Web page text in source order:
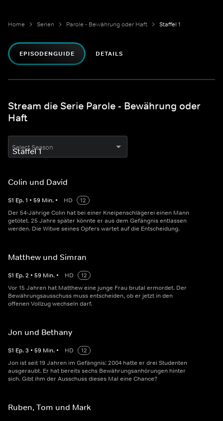
Home Serien Parole - Bewährung oder Haft Staffel 1
EPISODENGUIDE DETAILS
Stream die Serie Parole - Bewährung oder
Haft
Select Season
Colin und David
S1 Ep.1 • 59 Min. • HD
12
Der 54-Jährige Colin hat bei einer Kneipenschlägerei einen Mann
getötet. 25 Jahre später könnte er aus dem Gefängnis entlassen
werden. Die Witwe seines Opfers wartet auf die Entscheidung.
Matthew und Simran
S1 Ep.2 • 59 Min. • HD
12
Vor 15 Jahren hat Matthew eine junge Frau brutal ermordet. Der
Bewährungsausschuss muss entscheiden, ob er jetzt in den
offenen Vollzug wechseln darf.
Jon und Bethany
S1 Ep.3 • 59 Min. • HD
12
Jon ist seit 19 Jahren im Gefängnis: 2004 hatte er drei Studenten
ausgeraubt. Er hat bereits sechs Bewährungsanhörungen hinter
sich. Gibt ihm der Ausschuss dieses Mal eine Chance?
Ruben, Tom und Mark